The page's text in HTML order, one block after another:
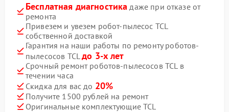
Бесплатная диагностика даже при отказе от
ремонта
Привезем и увезем робот-пылесос TCL
собственной доставкой
Гарантия на наши работы по ремонту роботов-
пылесосов TCLдо 3-х лет
Срочный ремонт роботов-пылесосов TCL в
течении часа
Скидка для вас до 20%
Получите 1500 рублей на ремонт
Оригинальные комплектующие TCL